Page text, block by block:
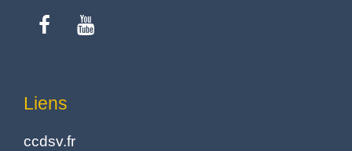
Liens
ccdsv.fr